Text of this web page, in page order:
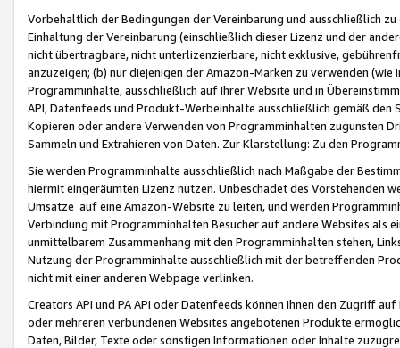
Vorbehaltlich der Bedingungen der Vereinbarung und ausschließlich
Einhaltung der Vereinbarung (einschließlich dieser Lizenz und der
nicht übertragbare, nicht unterlizenzierbare, nicht exklusive,
anzuzeigen; (b) nur diejenigen der Amazon-Marken zu verwenden
Programminhalte, ausschließlich auf Ihrer Website und in
API, Datenfeeds und Produkt-Werbeinhalte ausschließlich gemäß
Kopieren oder andere Verwenden von Programminhalten zugunsten
Sammeln und Extrahieren von Daten. Zur Klarstellung: Zu den
Sie werden Programminhalte ausschließlich nach Maßgabe der
hiermit eingeräumten Lizenz nutzen. Unbeschadet des Vorstehenden
Umsätze auf eine Amazon-Website zu leiten, und werden
Verbindung mit Programminhalten Besucher auf andere Websites als
unmittelbarem Zusammenhang mit den Programminhalten stehen,
Nutzung der Programminhalte ausschließlich mit der betreffenden
nicht mit einer anderen Webpage verlinken.
Creators API und PA API oder Datenfeeds können Ihnen den Zugriff
oder mehreren verbundenen Websites angebotenen Produkte
Daten, Bilder, Texte oder sonstigen Informationen oder Inhalte